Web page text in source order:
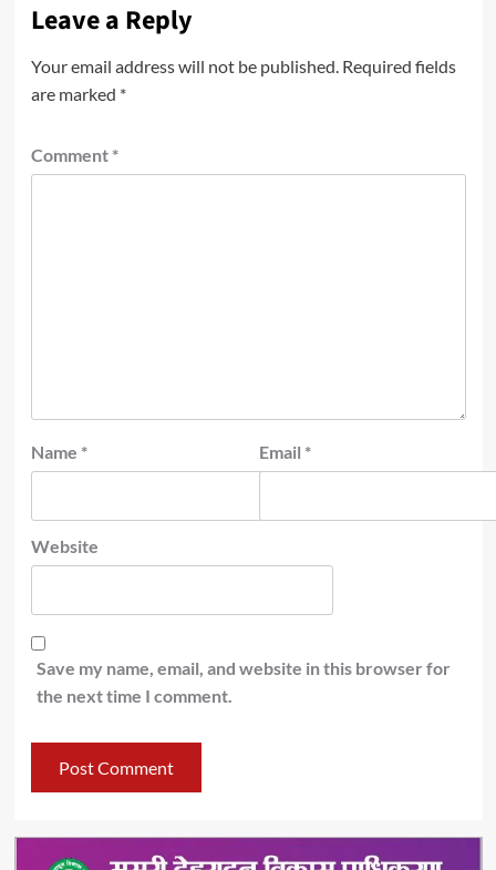
Leave a Reply
Your email address will not be published. Required fields
are marked *
Comment *
Name * Email *
Website
Save my name, email, and website in this browser for
the next time I comment.